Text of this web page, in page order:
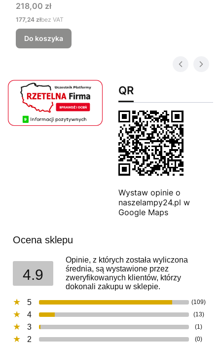
Cena
218,00 zł
Cena
177,24 złbez VAT
Do koszyka
QR
Wystaw opinie o
naszelampy24.pl w
Google Maps
Ocena sklepu
4.9
Opinie, z których została wyliczona
średnia, są wystawione przez
zweryfikowanych klientów, którzy
dokonali zakupu w sklepie.
5
(109)
4 (13)
3 (1)
2 (0)